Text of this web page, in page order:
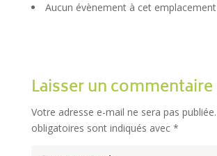
Aucun évènement à cet emplacement
Laisser un commentaire
Votre adresse e-mail ne sera pas publiée.
obligatoires sont indiqués avec *